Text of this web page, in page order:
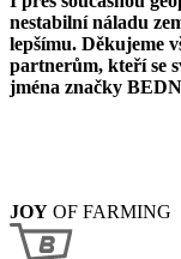
nestabilní náladu
lepšímu. Děkujeme
partnerům, kteří se
jména značky
JOY OF FARMING